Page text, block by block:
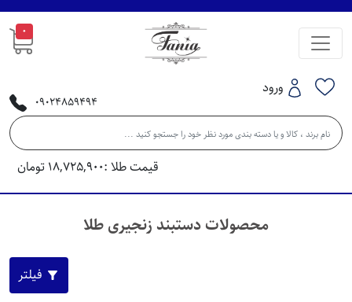
0
ورود
09024859494
قیمت طلا :18,725,900 تومان
محصولات دستبند زنجیری طلا